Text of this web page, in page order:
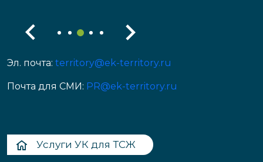
Эл. почта: territory@ek-territory.ru
Почта для СМИ: PR@ek-territory.ru
Услуги УК для ТСЖ